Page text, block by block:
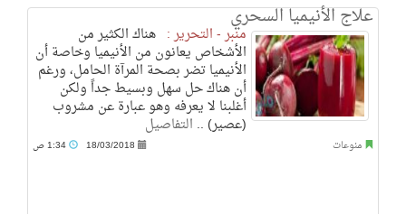
علاج الأنيميا السحري
منبر - التحرير : هناك الكثير من
الأشخاص يعانون من الأنيميا وخاصة أن
الأنيميا تضر بصحة المرآة الحامل، ورغم
أن هناك حل سهل وبسيط جداً ولكن
أغلبنا لا يعرفه وهو عبارة عن مشروب
(عصير) .. التفاصيل
منوعات 18/03/2018